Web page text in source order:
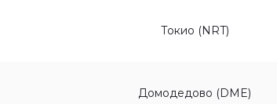
Токио (NRT)
Домодедово (DME)